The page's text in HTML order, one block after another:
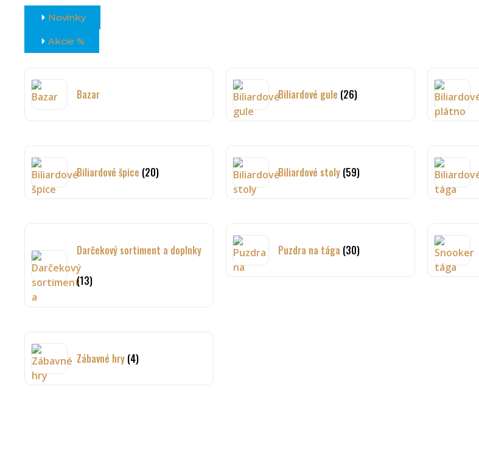
Novinky
Akcie %
Bazar Biliardové gule (26)
Biliardové špice (20) Biliardové stoly (59)
Darčekový sortiment a doplnky
(13)
Puzdra na tága (30)
Zábavné hry (4)